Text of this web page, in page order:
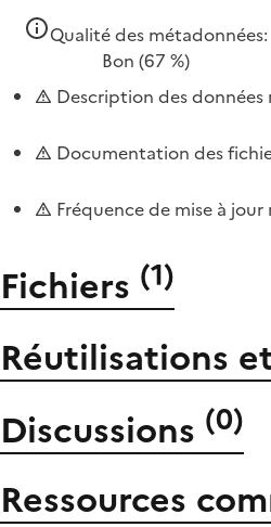
Qualité des métadonnées:
Bon (67 %)
Description des données
Documentation des
Fréquence de mise à
Fichiers (1)
Réutilisations
Discussions (0)
Ressources